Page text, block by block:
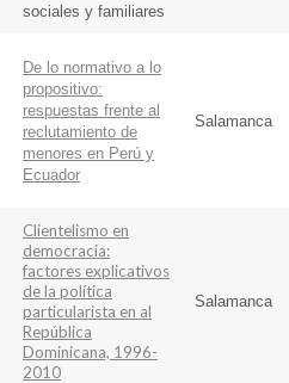
sociales y familiares
De lo normativo a lo
propositivo:
respuestas frente al
reclutamiento de
menores en Perú y
Ecuador
Salamanca
Clientelismo en
democracia:
factores explicativos
de la política
particularista en al
República
Dominicana, 1996-
2010
Salamanca